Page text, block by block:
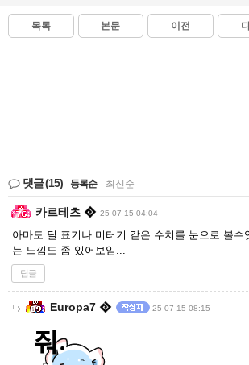
목록 본문 이전
댓글(15) 등록순 최신순
카르테츠 25-07-15 04:04
아마도 딜 표기나 미터기 같은 수치를 눈으로 볼수
는 느낌도 좀 있어보임...
답글
Europa7 25-07-15 08:15